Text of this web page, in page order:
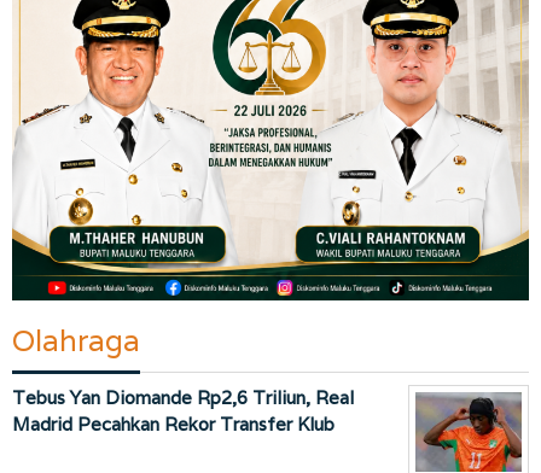
Olahraga
Tebus Yan Diomande Rp2,6 Triliun, Real
Madrid Pecahkan Rekor Transfer Klub